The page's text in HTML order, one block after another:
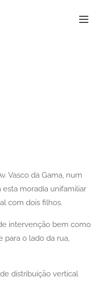
Vasco da Gama, num
esta moradia unifamiliar
com dois filhos.
intervenção bem como
para o lado da rua,
distribuição vertical